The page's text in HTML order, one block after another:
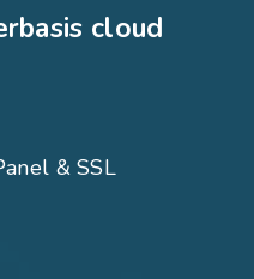
cloud
& SSL